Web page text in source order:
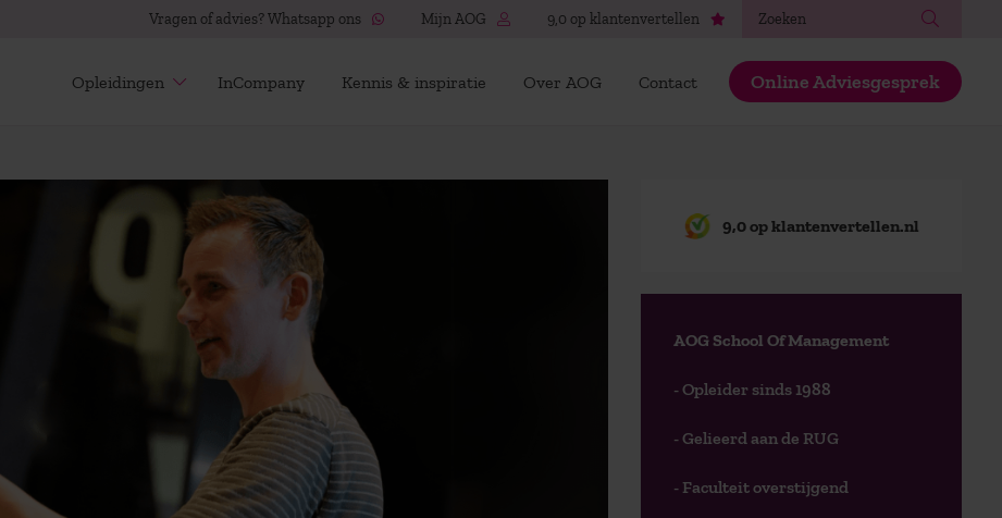
Vragen of advies? Whatsapp ons Mijn AOG 9,0 op klantenvertellen
Opleidingen InCompany Kennis & inspiratie Over AOG Contact Online Adviesgesprek
9,0 op klantenvertellen.nl
AOG School Of Management
- Opleider sinds 1988
- Gelieerd aan de RUG
- Faculteit overstijgend